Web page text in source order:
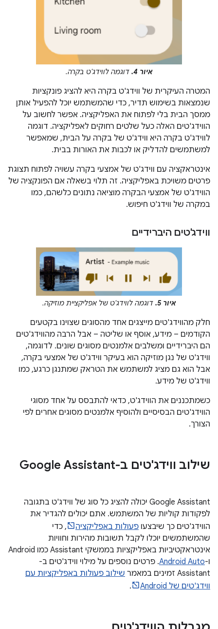
איור 4. דוגמה לווידג'ט בקרה.
המטרה העיקרית של ווידג'ט בקרה היא להציג פונקציות
שנמצאות בשימוש תדיר, כדי שהמשתמש יוכל להפעיל אותן
ממסך הבית בלי לפתוח את האפליקציה. אפשר לחשוב על
הווידג'טים האלה כעל שלטים רחוקים לאפליקציה. דוגמה
לווידג'ט בקרה היא ווידג'ט של בקרה על הבית, שמאפשר
למשתמשים להדליק או לכבות את האורות בבית.
אינטראקציה עם ווידג'ט של אמצעי בקרה עשויה לפתוח תצוגת
פרטים משויכת באפליקציה. זה תלוי בשאלה אם הפונקציה של
הווידג'ט של אמצעי הבקרה מוציאה נתונים כלשהם, כמו
במקרה של ווידג'ט חיפוש.
ווידג'טים היברידיים
איור 5. דוגמה לווידג'ט של אפליקציית מוזיקה.
חלק מהווידג'טים מייצגים אחד מהסוגים שצוינו בקטעים
הקודמים – מידע, אוסף או שליטה – אבל הרבה מהווידג'טים
הם היברידיים ומשלבים אלמנטים מסוגים שונים. לדוגמה,
ווידג'ט של נגן מוזיקה הוא בעיקר ווידג'ט של אמצעי בקרה,
אבל הוא גם מציג למשתמש את הטראק שמתנגן כרגע, כמו
ווידג'ט של מידע.
כשמתכננים את הווידג'ט, כדאי להתבסס על אחד מסוגי
הווידג'טים הבסיסיים ולהוסיף אלמנטים מסוגים אחרים לפי
הצורך.
שילוב ווידג'טים ב-Google Assistant
‫Google Assistant יכולה להציג כל סוג של ווידג'ט בתגובה
לפקודות קוליות של המשתמש. אתם יכולים להגדיר את
הווידג'טים כך שיבצעו פעולות באפליקציה
, כדי
שהמשתמשים יוכלו לקבל תשובות מהירות וחוויות
אינטראקטיביות באפליקציות בממשקי Assistant כמו Android
ו-Android Auto. פרטים נוספים על מילוי ווידג'טים ב-
Assistant זמינים במאמר
שילוב פעולות באפליקציות עם
ווידג'טים של Android
.